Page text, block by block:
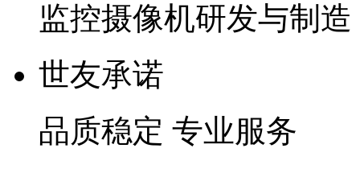
监控摄像机研发与制造
世友承诺
品质稳定 专业服务